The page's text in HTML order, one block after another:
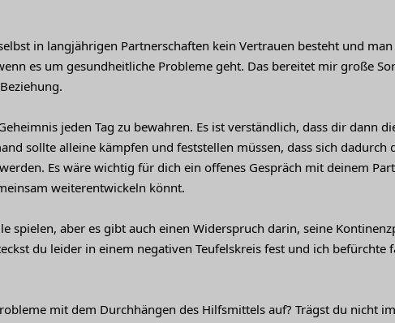
in langjährigen Partnerschaften kein Vertrauen besteht und
es um gesundheitliche Probleme geht. Das bereitet mir große
jeden Tag zu bewahren. Es ist verständlich, dass dir dann
sollte alleine kämpfen und feststellen müssen, dass sich dadurch
Es wäre wichtig für dich ein offenes Gespräch mit deinem
weiterentwickeln könnt.
spielen, aber es gibt auch einen Widerspruch darin, seine
du leider in einem negativen Teufelskreis fest und ich befürchte
mit dem Durchhängen des Hilfsmittels auf? Trägst du nicht